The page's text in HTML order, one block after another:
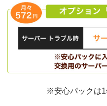
※安心パックは1